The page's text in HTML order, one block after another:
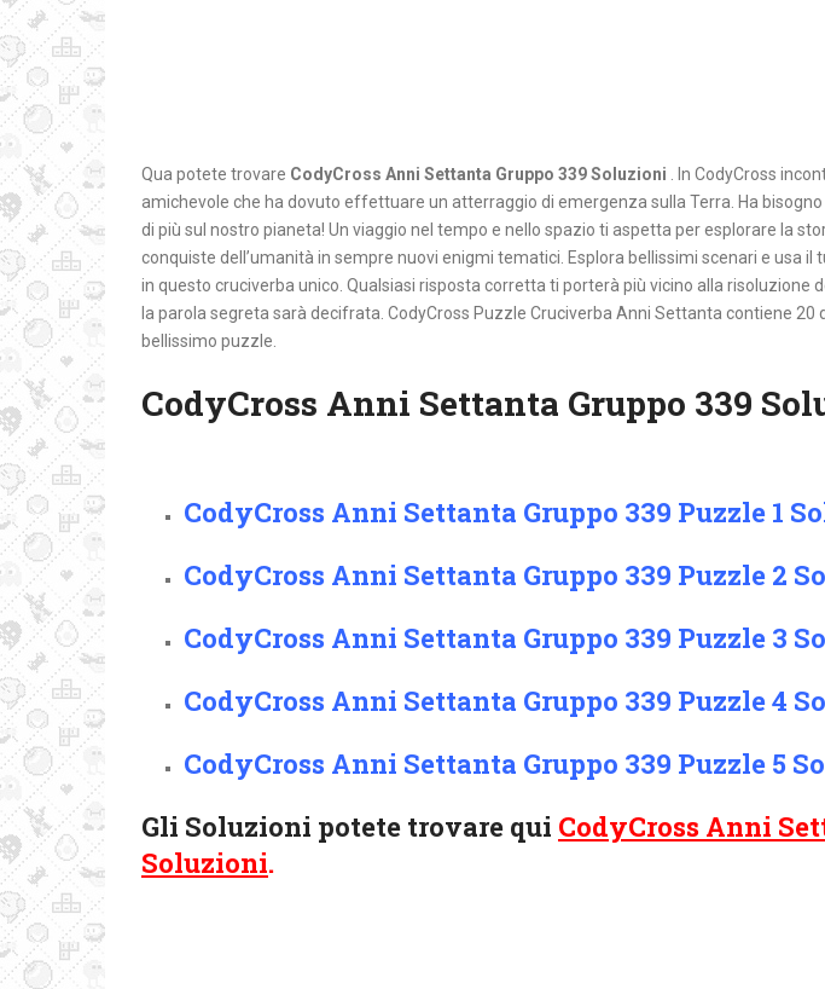
Qua potete trovare CodyCross Anni Settanta Gruppo 339 Soluzioni
. In CodyCross
amichevole che ha dovuto effettuare un atterraggio di emergenza sulla Terra. Ha
di più sul nostro pianeta! Un viaggio nel tempo e nello spazio ti aspetta per esplorare la
conquiste dell’umanità in sempre nuovi enigmi tematici. Esplora bellissimi scenari e usa il
in questo cruciverba unico. Qualsiasi risposta corretta ti porterà più vicino alla risoluzione
la parola segreta sarà decifrata. CodyCross Puzzle Cruciverba Anni Settanta contiene 20
bellissimo puzzle.
CodyCross Anni Settanta Gruppo 339
CodyCross Anni Settanta Gruppo 339 Puzzle 1
CodyCross Anni Settanta Gruppo 339 Puzzle 2
CodyCross Anni Settanta Gruppo 339 Puzzle 3
CodyCross Anni Settanta Gruppo 339 Puzzle 4
CodyCross Anni Settanta Gruppo 339 Puzzle 5
Gli Soluzioni potete trovare qui CodyCross Anni
Soluzioni.